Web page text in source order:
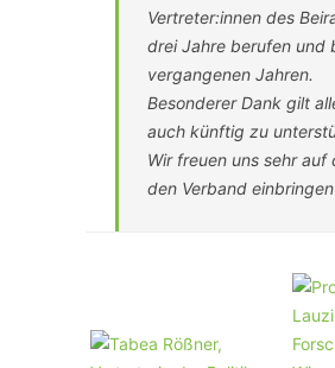
Vertreter:innen des
drei Jahre berufen und
vergangenen Jahren.
Besonderer Dank gilt
auch künftig zu
Wir freuen uns sehr
den Verband